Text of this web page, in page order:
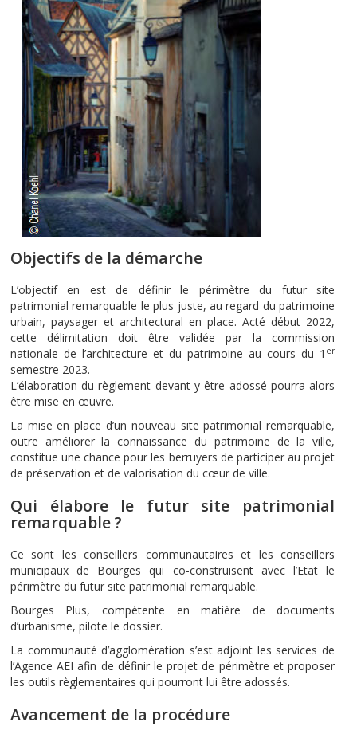
Objectifs de la démarche
L’objectif en est de définir le périmètre du futur site
patrimonial remarquable le plus juste, au regard du patrimoine
urbain, paysager et architectural en place. Acté début 2022,
cette délimitation doit être validée par la commission
nationale de l’architecture et du patrimoine au cours du 1 er
semestre 2023.
L’élaboration du règlement devant y être adossé pourra alors
être mise en œuvre.
La mise en place d’un nouveau site patrimonial remarquable,
outre améliorer la connaissance du patrimoine de la ville,
constitue une chance pour les berruyers de participer au projet
de préservation et de valorisation du cœur de ville.
Qui élabore le futur site patrimonial
remarquable ?
Ce sont les conseillers communautaires et les conseillers
municipaux de Bourges qui co-construisent avec l’Etat le
périmètre du futur site patrimonial remarquable.
Bourges Plus, compétente en matière de documents
d’urbanisme, pilote le dossier.
La communauté d’agglomération s’est adjoint les services de
l’Agence AEI afin de définir le projet de périmètre et proposer
les outils règlementaires qui pourront lui être adossés.
Avancement de la procédure